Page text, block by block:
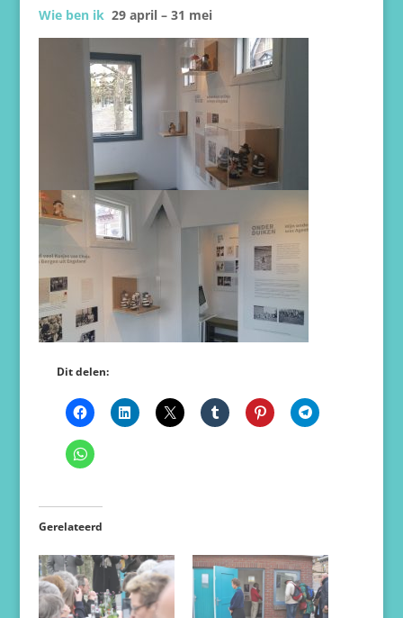
Wie ben ik 29 april – 31 mei
Dit delen:
Gerelateerd